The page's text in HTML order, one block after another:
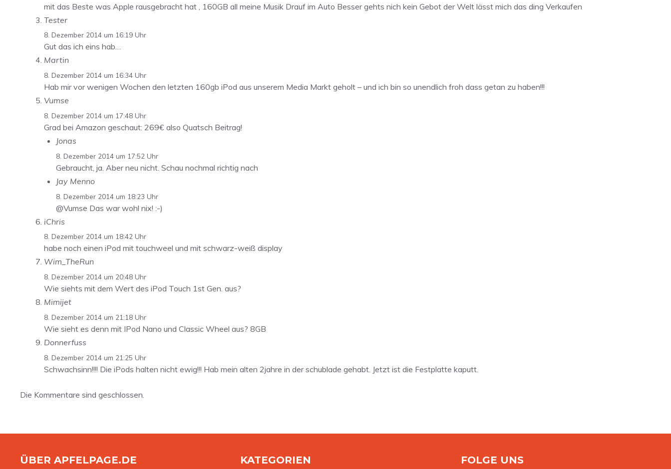
mit das Beste was Apple rausgebracht hat , 160GB all meine Musik Drauf im Auto Besser gehts nich kein Gebot der Welt lässt mich das ding Verkaufen
Tester
8. Dezember 2014 um 16:19 Uhr
Gut das ich eins hab…
Martin
8. Dezember 2014 um 16:34 Uhr
Hab mir vor wenigen Wochen den letzten 160gb iPod aus unserem Media Markt geholt – und ich bin so unendlich froh dass getan zu haben!!!
Vumse
8. Dezember 2014 um 17:48 Uhr
Grad bei Amazon geschaut: 269€ also Quatsch Beitrag!
Jonas
8. Dezember 2014 um 17:52 Uhr
Gebraucht, ja. Aber neu nicht. Schau nochmal richtig nach
Jay Menno
8. Dezember 2014 um 18:23 Uhr
@Vumse Das war wohl nix! :-)
iChris
8. Dezember 2014 um 18:42 Uhr
habe noch einen iPod mit touchweel und mit schwarz-weiß display
Wim_TheRun
8. Dezember 2014 um 20:48 Uhr
Wie siehts mit dem Wert des iPod Touch 1st Gen. aus?
Mimijet
8. Dezember 2014 um 21:18 Uhr
Wie sieht es denn mit IPod Nano und Classic Wheel aus? 8GB
Donnerfuss
8. Dezember 2014 um 21:25 Uhr
Schwachsinn!!!! Die iPods halten nicht ewig!!! Hab mein alten 2jahre in der schublade gehabt. Jetzt ist die Festplatte kaputt.
Die Kommentare sind geschlossen.
ÜBER APFELPAGE.DE KATEGORIEN FOLGE UNS